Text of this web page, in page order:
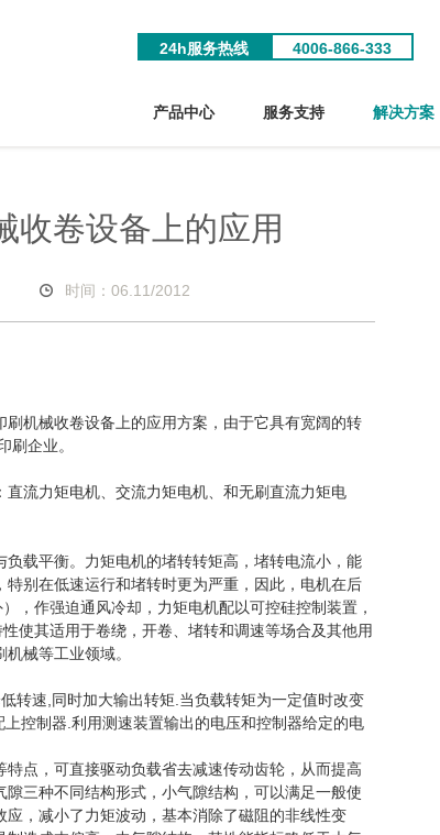
24h服务热线 4006-866-333
产品中心
服务支持 解决方案
收卷设备上的应用
时间：06.11/2012
机械收卷设备上的应用方案，由于它具有宽阔的转
刷企业。
流力矩电机、交流力矩电机、和无刷直流力矩电
载平衡。力矩电机的堵转转矩高，堵转电流小，能
别在低速运行和堵转时更为严重，因此，电机在后
，作强迫通风冷却，力矩电机配以可控硅控制装置，
使其适用于卷绕，开卷、堵转和调速等场合及其他用
械等工业领域。
转速,同时加大输出转矩.当负载转矩为一定值时改变
控制器.利用测速装置输出的电压和控制器给定的电
点，可直接驱动负载省去减速传动齿轮，从而提高
三种不同结构形式，小气隙结构，可以满足一般使
，减小了力矩波动，基本消除了磁阻的非线性变